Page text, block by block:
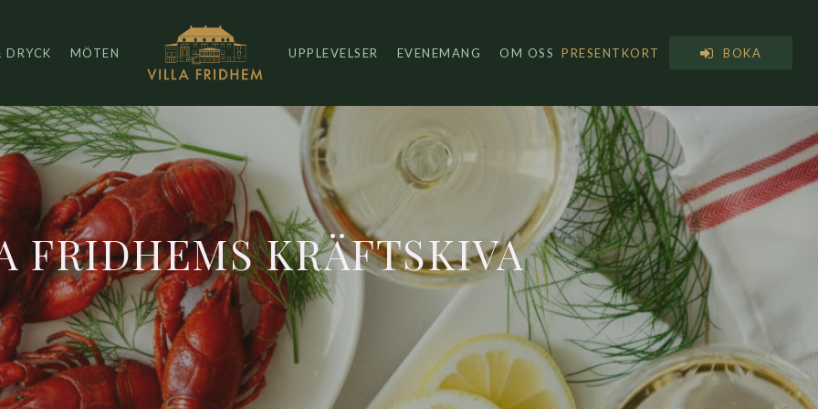
MÖTEN UPPLEVELSER EVENEMANG OM OSS PRESENTKORT BOKA
FRIDHEMS KRÄFTSKIVA